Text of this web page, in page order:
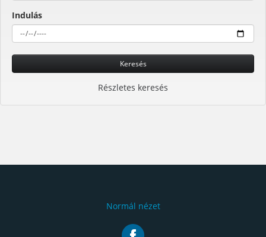
Indulás
Keresés
Részletes keresés
Normál nézet